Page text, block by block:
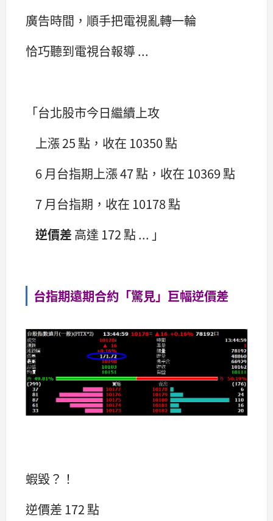
廣告時間，順手把電視亂轉一輪
恰巧聽到電視台報導 ...
「台北股市今日繼續上攻
上漲 25 點，收在 10350 點
6 月台指期上漲 47 點，收在 10369 點
7 月台指期，收在 10178 點
逆價差 高達 172 點 ... 」
台指期遠期合約「驚見」巨幅逆價差
蝦毀？！
逆價差 172 點